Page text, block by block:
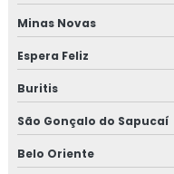
Inspeção de
Inspeção de pintura
Minas Novas
Espera Feliz
Buritis
São Gonçalo do Sapucaí
Belo Oriente